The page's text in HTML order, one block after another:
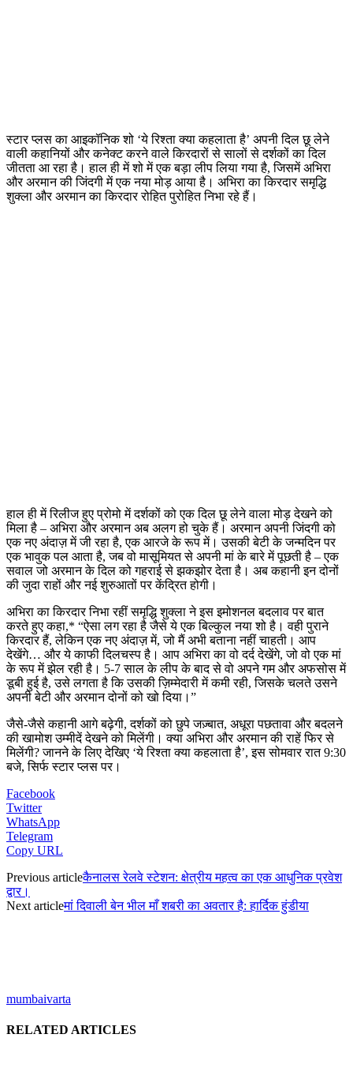
स्टार प्लस का आइकॉनिक शो ‘ये रिश्ता क्या कहलाता है’ अपनी दिल छू लेने
वाली कहानियों और कनेक्ट करने वाले किरदारों से सालों से दर्शकों का दिल
जीतता आ रहा है। हाल ही में शो में एक बड़ा लीप लिया गया है, जिसमें अभिरा
और अरमान की जिंदगी में एक नया मोड़ आया है। अभिरा का किरदार समृद्धि
शुक्ला और अरमान का किरदार रोहित पुरोहित निभा रहे हैं।
हाल ही में रिलीज हुए प्रोमो में दर्शकों को एक दिल छू लेने वाला मोड़ देखने को
मिला है – अभिरा और अरमान अब अलग हो चुके हैं। अरमान अपनी जिंदगी को
एक नए अंदाज़ में जी रहा है, एक आरजे के रूप में। उसकी बेटी के जन्मदिन पर
एक भावुक पल आता है, जब वो मासूमियत से अपनी मां के बारे में पूछती है – एक
सवाल जो अरमान के दिल को गहराई से झकझोर देता है। अब कहानी इन दोनों
की जुदा राहों और नई शुरुआतों पर केंद्रित होगी।
अभिरा का किरदार निभा रहीं समृद्धि शुक्ला ने इस इमोशनल बदलाव पर बात
करते हुए कहा,* “ऐसा लग रहा है जैसे ये एक बिल्कुल नया शो है। वही पुराने
किरदार हैं, लेकिन एक नए अंदाज़ में, जो मैं अभी बताना नहीं चाहती। आप
देखेंगे… और ये काफी दिलचस्प है। आप अभिरा का वो दर्द देखेंगे, जो वो एक मां
के रूप में झेल रही है। 5-7 साल के लीप के बाद से वो अपने गम और अफसोस में
डूबी हुई है, उसे लगता है कि उसकी ज़िम्मेदारी में कमी रही, जिसके चलते उसने
अपनी बेटी और अरमान दोनों को खो दिया।”
जैसे-जैसे कहानी आगे बढ़ेगी, दर्शकों को छुपे जज़्बात, अधूरा पछतावा और बदलने
की खामोश उम्मीदें देखने को मिलेंगी। क्या अभिरा और अरमान की राहें फिर से
मिलेंगी? जानने के लिए देखिए ‘ये रिश्ता क्या कहलाता है’, इस सोमवार रात 9:30
बजे, सिर्फ स्टार प्लस पर।
Facebook
Twitter
WhatsApp
Telegram
Copy URL
Previous articleकैनालस रेलवे स्टेशन: क्षेत्रीय महत्व का एक आधुनिक प्रवेश
द्वार।
Next articleमां दिवाली बेन भील माँ शबरी का अवतार है: हार्दिक हुंडीया
mumbaivarta
RELATED ARTICLES